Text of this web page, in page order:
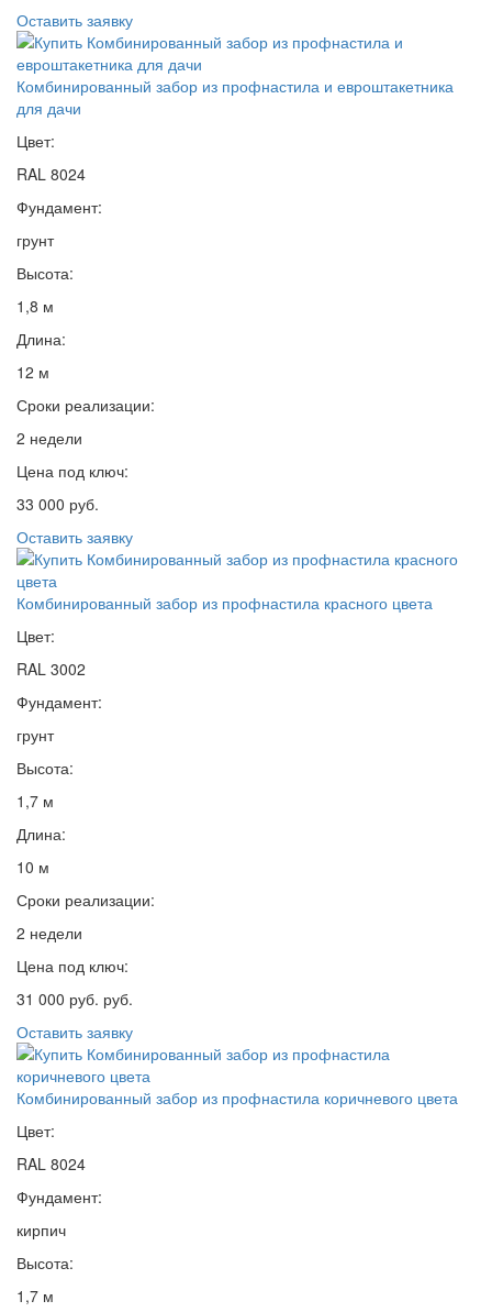
Оставить заявку
Комбинированный забор из профнастила и евроштакетника
для дачи
Цвет:
RAL 8024
Фундамент:
грунт
Высота:
1,8 м
Длина:
12 м
Сроки реализации:
2 недели
Цена под ключ:
33 000 руб.
Оставить заявку
Комбинированный забор из профнастила красного цвета
Цвет:
RAL 3002
Фундамент:
грунт
Высота:
1,7 м
Длина:
10 м
Сроки реализации:
2 недели
Цена под ключ:
31 000 руб. руб.
Оставить заявку
Комбинированный забор из профнастила коричневого цвета
Цвет:
RAL 8024
Фундамент:
кирпич
Высота:
1,7 м